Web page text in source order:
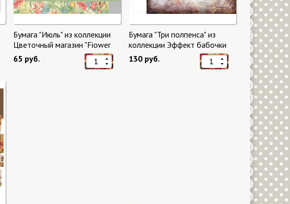
Бумага "Июль" из коллекции
Цветочный магазин "Fiower
Market"
65 руб.
Бумага "Три полпенса" из
коллекции Эффект бабочки
"Butterfly Effect"
130 руб.